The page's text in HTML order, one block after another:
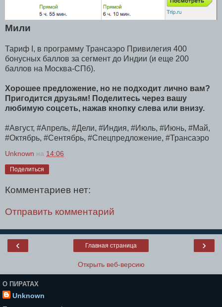
Мили
Тариф I, в программу Трансаэро Привилегия 400
бонусных баллов за сегмент до Индии (и еще 200
баллов на Москва-СПб).
Хорошее предложение, но не подходит лично вам?
Пригодится друзьям! Поделитесь через вашу
любимую соцсеть, нажав кнопку слева или внизу.
#Август, #Апрель, #Дели, #Индия, #Июль, #Июнь, #Май,
#Октябрь, #Сентябрь, #Спецпредложение, #Трансаэро
Unknown на 14:06
Поделиться
Комментариев нет:
Отправить комментарий
‹ ›
Главная страница
Открыть веб-версию
О ПИРАТАХ
Unknown